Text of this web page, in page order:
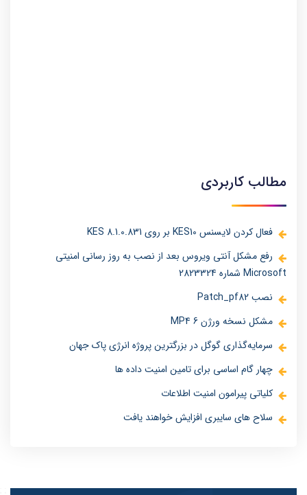
مطالب کاربردی
فعال کردن لایسنس KES10 بر روی KES 8.1.0.831
رفع مشکل آنتی ویروس بعد از نصب به روز رسانی امنیتی
Microsoft شماره 2823324
نصب Patch_pf82
مشکل نسخه ورژن 6 MP4
سرمایه‌گذاری گوگل در بزرگترین پروژه انرژی پاک جهان
چهار گام اساسی برای تامین امنیت داده ها
کلیاتی پیرامون امنیت اطلاعات
سلاح های سایبری افزایش خواهند یافت